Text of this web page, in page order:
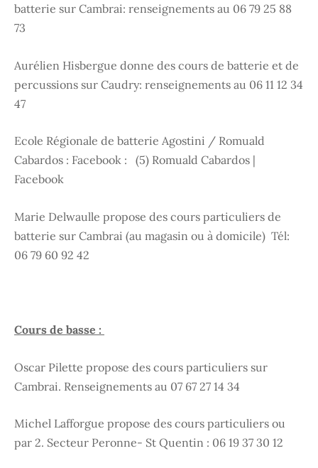
batterie sur Cambrai: renseignements au 06 79 25 88
73
Aurélien Hisbergue donne des cours de batterie et de
percussions sur Caudry: renseignements au 06 11 12 34
47
Ecole Régionale de batterie Agostini / Romuald
Cabardos : Facebook : (5) Romuald Cabardos |
Facebook
Marie Delwaulle propose des cours particuliers de
batterie sur Cambrai (au magasin ou à domicile) Tél:
06 79 60 92 42
Cours de basse :
Oscar Pilette propose des cours particuliers sur
Cambrai. Renseignements au 07 67 27 14 34
Michel Lafforgue propose des cours particuliers ou
par 2. Secteur Peronne- St Quentin : 06 19 37 30 12